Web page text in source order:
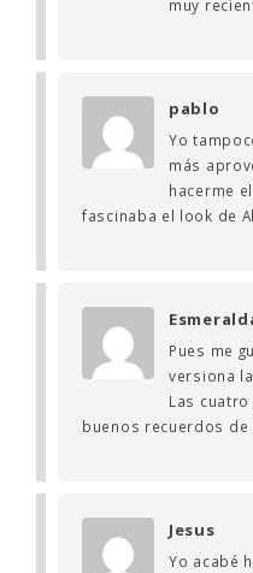
muy
pablo
Yo
más
hacerme
fascinaba el look de
Pues me
versiona
Las
buenos recuerdos de
Jesus
Yo acabé